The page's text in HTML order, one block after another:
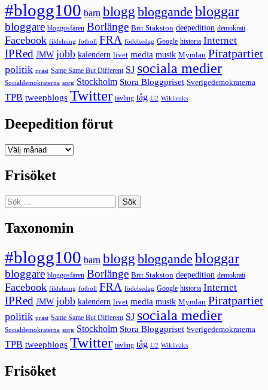
#blogg100 barn blogg bloggande bloggar
bloggare bloggosfären Borlänge Brit Stakston deepedition demokrati
Facebook fildelning fotboll FRA födelsedag Google historia Internet
IPRed JMW jobb kalendern livet media musik Mymlan Piratpartiet
politik präst Same Same But Different SJ sociala medier
Socialdemokraterna sorg Stockholm Stora Bloggpriset Sverigedemokraterna
TPB tweepblogs Twitter tävling tåg U2 Wikileaks
Deepedition förut
Deepedition
Frisöket
Sök
efter:
Taxonomin
#blogg100 barn blogg bloggande bloggar
bloggare bloggosfären Borlänge Brit Stakston deepedition demokrati
Facebook fildelning fotboll FRA födelsedag Google historia Internet
IPRed JMW jobb kalendern livet media musik Mymlan Piratpartiet
politik präst Same Same But Different SJ sociala medier
Socialdemokraterna sorg Stockholm Stora Bloggpriset Sverigedemokraterna
TPB tweepblogs Twitter tävling tåg U2 Wikileaks
Frisöket